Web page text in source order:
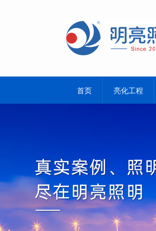
首页 亮化工程